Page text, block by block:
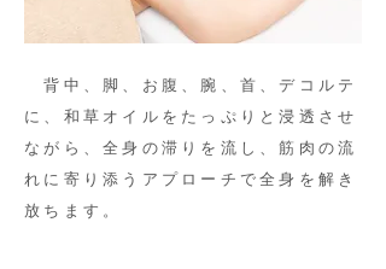
背中、脚、お腹、腕、首、デコルテ
に、和草オイルをたっぷりと浸透させ
ながら、全身の滞りを流し、筋肉の流
れに寄り添うアプローチで全身を解き
放ちます。